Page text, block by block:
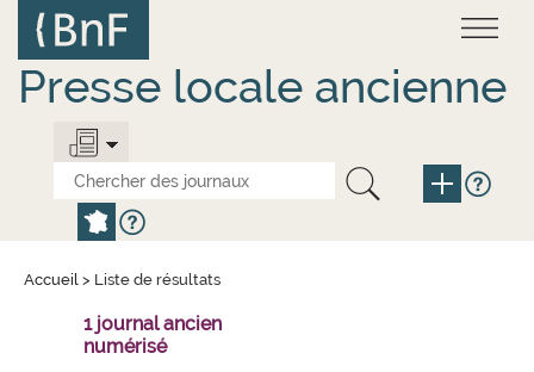
contenu
principal
Presse locale ancienne
Accueil > Liste de résultats
1 journal ancien
numérisé
Panneau de gestion des cookies